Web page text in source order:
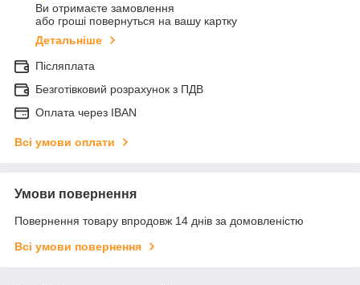
Ви отримаєте замовлення
або гроші повернуться на вашу картку
Детальніше
Післяплата
Безготівковий розрахунок з ПДВ
Оплата через IBAN
Всі умови оплати
Умови повернення
Повернення товару впродовж 14 днів за домовленістю
Всі умови повернення